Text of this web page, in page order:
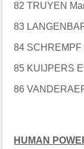
82 TRUYEN
83
84 SCHREMPF
85 KUIJPERS
86
HUMAN